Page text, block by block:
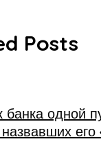
Posts
банка одной
его